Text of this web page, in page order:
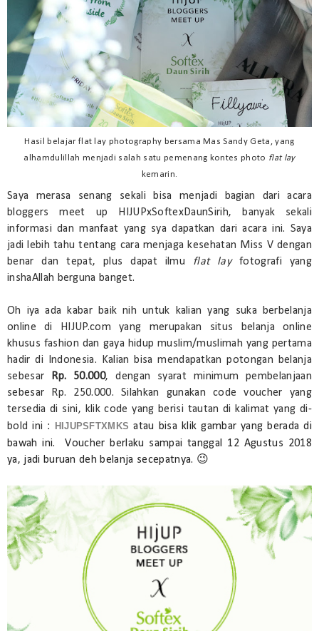
Hasil belajar flat lay photography bersama Mas Sandy Geta, yang
alhamdulillah menjadi salah satu pemenang kontes photo flat lay
kemarin.
Saya merasa senang sekali bisa menjadi bagian dari acara
bloggers meet up HIJUPxSoftexDaunSirih, banyak sekali
informasi dan manfaat yang sya dapatkan dari acara ini. Saya
jadi lebih tahu tentang cara menjaga kesehatan Miss V dengan
benar dan tepat, plus dapat ilmu flat layfotografi yang
inshaAllah berguna banget.
Oh iya ada kabar baik nih untuk kalian yang suka berbelanja
online di HIJUP.com yang merupakan situs belanja online
khusus fashion dan gaya hidup muslim/muslimah yang pertama
hadir di Indonesia. Kalian bisa mendapatkan potongan belanja
sebesar
Rp. 50.000, dengan syarat minimum pembelanjaan
sebesar Rp. 250.000. Silahkan gunakan code voucher yang
tersedia di sini, klik code yang berisi tautan di kalimat yang di-
bold ini :
HIJUPSFTXMKS atau bisa klik gambar yang berada di
bawah ini.
Voucher berlaku sampai tanggal 12 Agustus 2018
ya, jadi buruan deh belanja secepatnya. 😉